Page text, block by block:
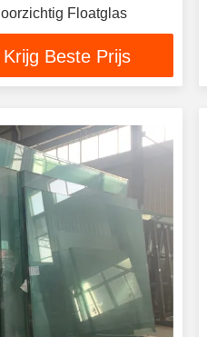
Floatglas
Krijg Beste Prijs